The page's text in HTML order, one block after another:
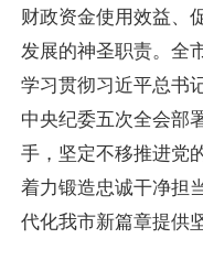
财政资金使用效益、
发展的神圣职责。全
学习贯彻习近平总书
中央纪委五次全会部
手，坚定不移推进党
着力锻造忠诚干净担
代化我市新篇章提供